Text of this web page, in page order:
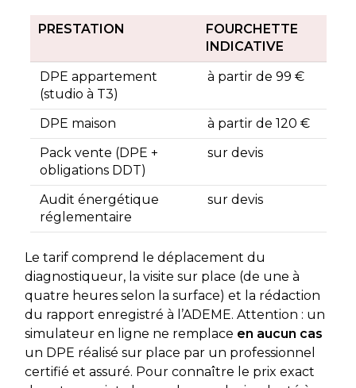
PRESTATION
FOURCHETTE
INDICATIVE
DPE appartement
(studio à T3)
à partir de 99 €
DPE maison
à partir de 120 €
Pack vente (DPE +
obligations DDT)
sur devis
Audit énergétique
réglementaire
sur devis
Le tarif comprend le déplacement du
diagnostiqueur, la visite sur place (de une à
quatre heures selon la surface) et la rédaction
du rapport enregistré à l’ADEME. Attention : un
simulateur en ligne ne remplace en aucun cas
un DPE réalisé sur place par un professionnel
certifié et assuré. Pour connaître le prix exact